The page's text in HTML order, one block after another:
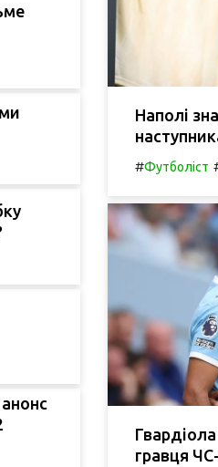
Наполі
#Футболіст
гравця